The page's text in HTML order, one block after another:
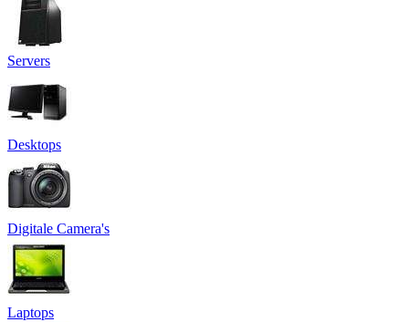
Servers
Desktops
Digitale Camera's
Laptops